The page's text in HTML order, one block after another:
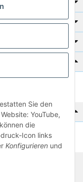
Sie den
YouTube,
die
Icon links
Konfigurieren und